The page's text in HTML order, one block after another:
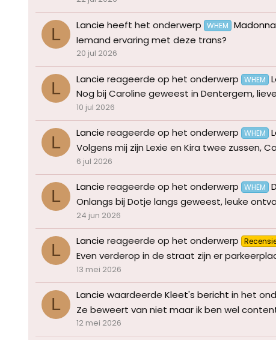
L Lancie heeft het onderwerp WHEM
Iemand ervaring met deze trans?
20 jul 2026
L Lancie reageerde op het onderwerp WHEM
Nog bij Caroline geweest in Dentergem,
10 jul 2026
L Lancie reageerde op het onderwerp WHEM
Volgens mij zijn Lexie en Kira twee zussen,
6 jul 2026
L Lancie reageerde op het onderwerp WHEM
Onlangs bij Dotje langs geweest, leuke
24 jun 2026
L Lancie reageerde op het onderwerp
Even verderop in de straat zijn er
13 mei 2026
L Lancie waardeerde Kleet's bericht in het
Ze beweert van niet maar ik ben wel
12 mei 2026